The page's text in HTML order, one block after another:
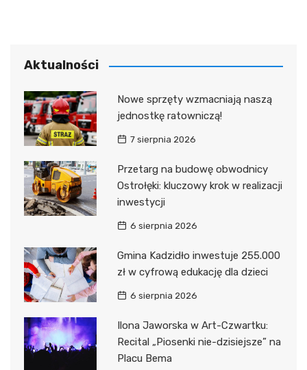
Aktualności
Nowe sprzęty wzmacniają naszą
jednostkę ratowniczą!
7 sierpnia 2026
Przetarg na budowę obwodnicy
Ostrołęki: kluczowy krok w realizacji
inwestycji
6 sierpnia 2026
Gmina Kadzidło inwestuje 255.000
zł w cyfrową edukację dla dzieci
6 sierpnia 2026
Ilona Jaworska w Art-Czwartku:
Recital „Piosenki nie-dzisiejsze” na
Placu Bema